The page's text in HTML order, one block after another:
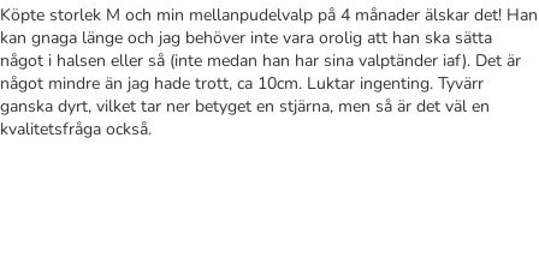
Köpte storlek M och min mellanpudelvalp på 4 månader älskar det! Han
kan gnaga länge och jag behöver inte vara orolig att han ska sätta
något i halsen eller så (inte medan han har sina valptänder iaf). Det är
något mindre än jag hade trott, ca 10cm. Luktar ingenting. Tyvärr
ganska dyrt, vilket tar ner betyget en stjärna, men så är det väl en
kvalitetsfråga också.